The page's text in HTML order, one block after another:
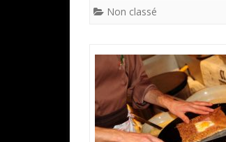
Non classé